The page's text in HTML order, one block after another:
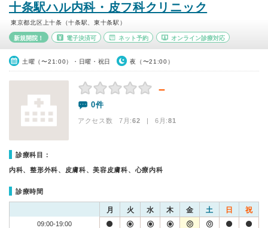
十条駅ハル内科・皮フ科クリニック
東京都北区上十条（十条駅、東十条駅）
新規開院！ 電子決済可 ネット予約 オンライン診療対応
土曜（〜21:00）・日曜・祝日 夜（〜21:00）
－
0件
アクセス数 7月:62 | 6月:81
診療科目：
内科、整形外科、皮膚科、美容皮膚科、心療内科
診療時間
月 火 水 木 金 土 日 祝
09:00-19:00